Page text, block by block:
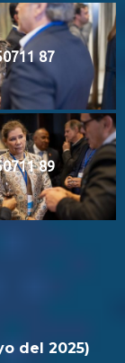
87
89
del 2025)